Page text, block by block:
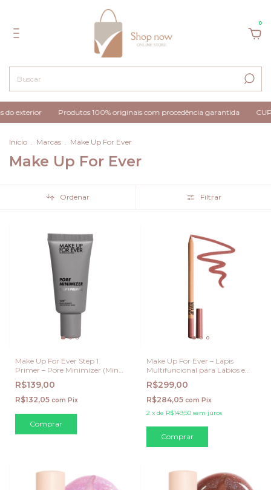
0
Produtos 100% originais com procedência garantida CUPOM
Início . Marcas . Make Up For Ever
Make Up For Ever
Ordenar Filtrar
Make Up For Ever Step 1
Primer – Pore Minimizer (Mini
5 ml)
R$139,00
R$132,05 com Pix
Make Up For Ever – Lápis
Multifuncional para Lábios e
Rosto - Cor 606 Wherever
Walnut
R$299,00
R$284,05 com Pix
2 x de R$149,50 sem juros